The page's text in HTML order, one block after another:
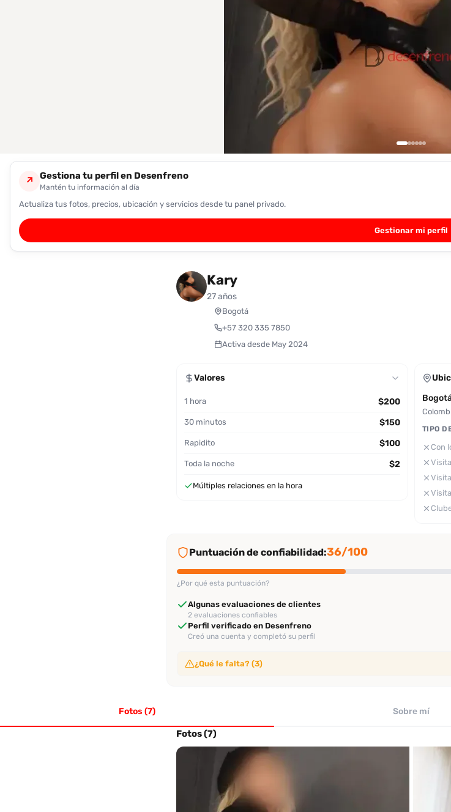
↗ Gestiona tu perfil en Desenfreno
Mantén tu información al día
Actualiza tus fotos, precios, ubicación y servicios desde tu panel privado.
Gestionar mi perfil
Kary
27 años
Bogotá
+57 320 335 7850
Activa desde May 2024
Valores
1 hora $200
30 minutos $150
Rapidito $100
Toda la noche $2
Múltiples relaciones en la hora
TIPO
Con
Puntuación de confiabilidad:36/100
¿Por qué esta puntuación?
Algunas evaluaciones de clientes
2 evaluaciones confiables
Perfil verificado en Desenfreno
Creó una cuenta y completó su perfil
¿Qué le falta? (3)
Sin tasa alta de recomendación
Fotos (7) Sobre mí
Fotos (7)